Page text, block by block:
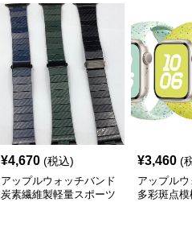
¥4,670 (税込)
アップルウォッチバンド
炭素繊維製軽量スポーツ
¥3,460 (
アップル
多彩斑点